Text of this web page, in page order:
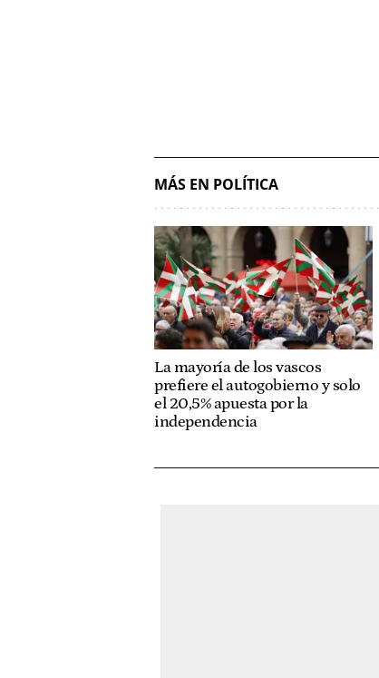
MÁS EN POLÍTICA
La mayoría de los vascos
prefiere el autogobierno y solo
el 20,5% apuesta por la
independencia